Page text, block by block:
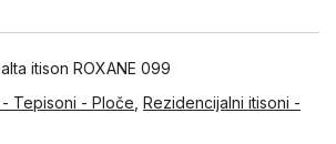
itison ROXANE 099
- Tepisoni - Ploče Rezidencijalni itisoni -